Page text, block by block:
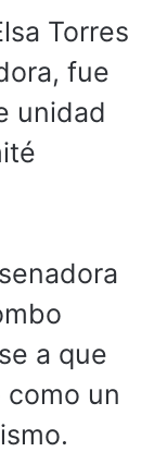
Torres
fue
unidad
a que
un